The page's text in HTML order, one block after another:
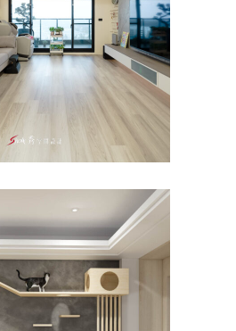
平陳寓
新
｜台南室內設計
翠
/客餐廳/室內設計/ 寵物